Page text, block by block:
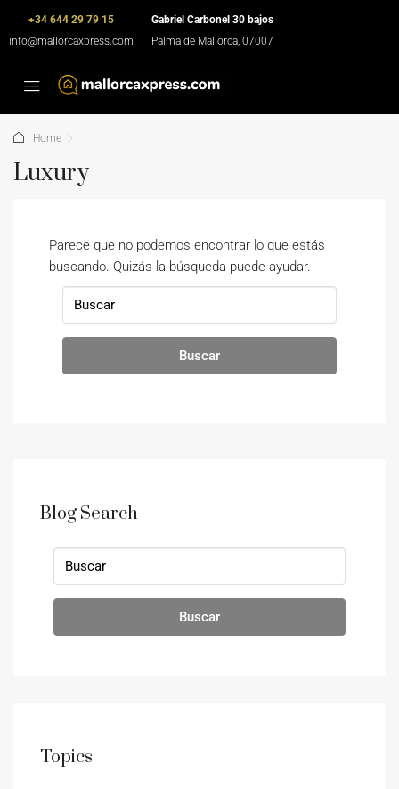
+34 644 29 79 15
info@mallorcaxpress.com
Gabriel Carbonel 30 bajos
Palma de Mallorca, 07007
Home
Luxury
Parece que no podemos encontrar lo que estás
buscando. Quizás la búsqueda puede ayudar.
Buscar
Blog Search
Buscar
Topics